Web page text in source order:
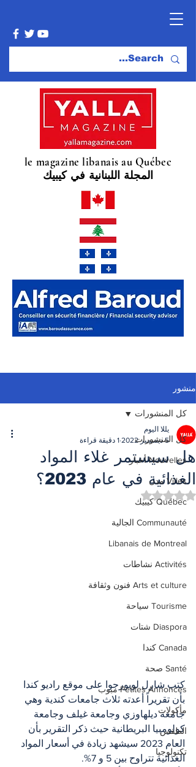
le magazine libanais au Québec
المجلة اللبنانية في كيبيك
منشور
كل المنشورات
Nouvelles أخبار
Villes مدن
Québec كيبيك
Communauté الجالية
Libanais de Montreal
Activités نشاطات
Arts et culture فنون وثقافة
Tourisme سياحة
Diaspora شتات
Canada كندا
Santé صحة
Petites Annonces مبوب
مأكولات
الطقس
تكنولوجيا
كل المنشورات
هل سيستمر غلاء المواد
الغذائية في عام 2023؟
يللا اليوم
5 ديسمبر 2022
1 دقيقة قراءة
تم التقييم بـ ليس رقمًا من أصل 5 نجوم.
كتب شارل لوبورجوا على موقع راديو كندا
بأن تقريراً أعدته ثلاث جامعات كندية وهي
جامعة ديلهاوزي وجامعة غيلف وجامعة
كولومبيا البريطانية حيث ذكر التقرير بأن
العام 2023 سيشهد زيادة في أسعار المواد
الغذائية تتراوح بين 5 و 7%.